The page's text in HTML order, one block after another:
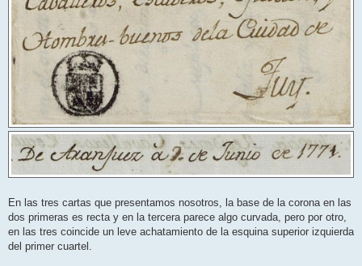
En las tres cartas que presentamos nosotros, la base de la corona en las
dos primeras es recta y en la tercera parece algo curvada, pero por otro,
en las tres coincide un leve achatamiento de la esquina superior izquierda
del primer cuartel.